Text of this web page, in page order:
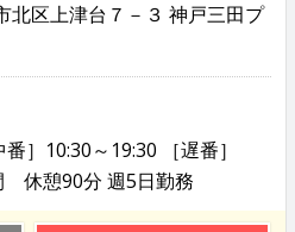
区上津台７－３ 神戸三田プ
］10:30～19:30 ［遅番］
休憩90分 週5日勤務